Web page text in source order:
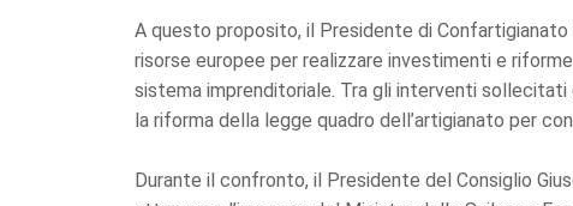
A questo proposito, il Presidente di Confartigianato
risorse europee per realizzare investimenti e
sistema imprenditoriale. Tra gli interventi sollecitati
la riforma della legge quadro dell’artigianato per
Durante il confronto, il Presidente del Consiglio